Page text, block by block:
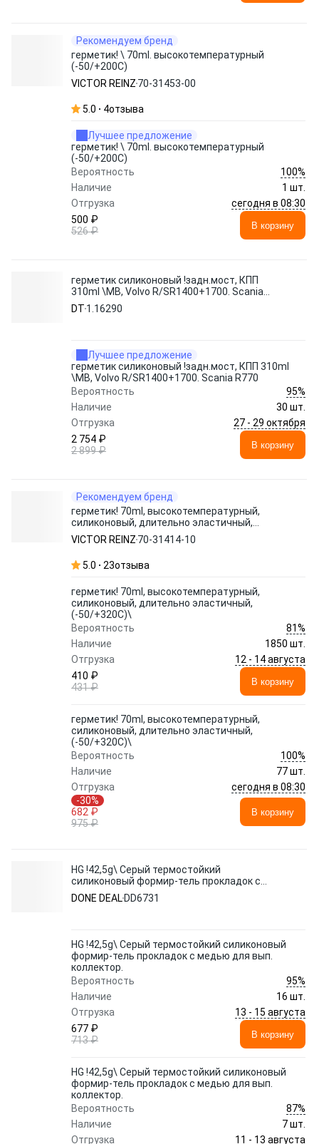
Рекомендуем бренд
герметик! \ 70ml. высокотемпературный
(-50/+200C)
VICTOR REINZ 70-31453-00
5.0 4отзыва
Лучшее предложение
герметик! \ 70ml. высокотемпературный
(-50/+200C)
Вероятность
100%
Наличие
1 шт.
Отгрузка
сегодня в 08:30
500 ₽
526 ₽
В корзину
герметик силиконовый !задн.мост, КПП
310ml \MB, Volvo R/SR1400+1700. Scania
R770
DT 1.16290
Лучшее предложение
герметик силиконовый !задн.мост, КПП 310ml
\MB, Volvo R/SR1400+1700. Scania R770
Вероятность
95%
Наличие
30 шт.
Отгрузка
27 - 29 октября
2 754 ₽
2 899 ₽
В корзину
Рекомендуем бренд
герметик! 70ml, высокотемпературный,
силиконовый, длительно эластичный,
(-50/+320C)\
VICTOR REINZ 70-31414-10
5.0 23отзыва
герметик! 70ml, высокотемпературный,
силиконовый, длительно эластичный,
(-50/+320C)\
Вероятность
81%
Наличие
1850 шт.
Отгрузка
12 - 14 августа
410 ₽
431 ₽
В корзину
герметик! 70ml, высокотемпературный,
силиконовый, длительно эластичный,
(-50/+320C)\
Вероятность
100%
Наличие
77 шт.
Отгрузка
сегодня в 08:30
-30%
682 ₽
975 ₽
В корзину
HG !42,5g\ Серый термостойкий
силиконовый формир-тель прокладок с
медью для вып. коллектор.
DONE DEAL DD6731
HG !42,5g\ Серый термостойкий силиконовый
формир-тель прокладок с медью для вып.
коллектор.
Вероятность
95%
Наличие
16 шт.
Отгрузка
13 - 15 августа
677 ₽
713 ₽
В корзину
HG !42,5g\ Серый термостойкий силиконовый
формир-тель прокладок с медью для вып.
коллектор.
Вероятность
87%
Наличие
7 шт.
Отгрузка
11 - 13 августа